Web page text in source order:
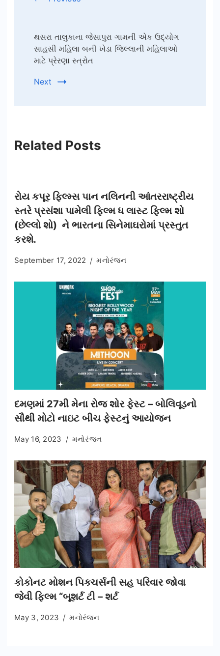
થસરા તાલુકાના જેસાપુરા ગામની એક ઉદ્યોગ
સાહસી મહિલા બની ખેડા જિલ્લાની મહિલાઓ
માટે પ્રેરણા સ્ત્રોત
Next
Related Posts
રોય કપૂર ફિલ્મ્સ પાન નલિનની આંતરરાષ્ટ્રીય
સ્તરે પ્રસંશા પામેલી ફિલ્મ ધ લાસ્ટ ફિલ્મ શો
(છેલ્લો શો) ને ભારતના સિનેમાઘરોમાં પ્રસ્તુત
કરશે.
September 17, 2022 મનોરંજન
દમણમાં 27મી મેના રોજ શોર ફેસ્ટ – બોલિવૂડનો
સૌથી મોટો નાઇટ બીચ ફેસ્ટનું આયોજન
May 16, 2023 મનોરંજન
કોકોનટ મોશન પિક્ચર્સની સહ પરિવાર જોવા
જેવી ફિલ્મ “બૂશર્ટ ટી – શર્ટ
May 3, 2023 મનોરંજન